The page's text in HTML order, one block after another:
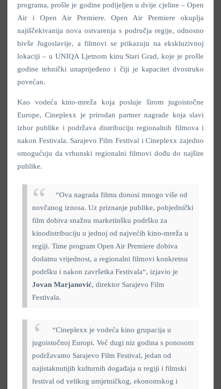
programa, prošle je godine podijeljen u dvije cjeline – Open
Air i Open Air Premiere. Open Air Premiere okuplja
najiščekivanija nova ostvarenja s područja regije, odnosno
bivše Jugoslavije, a filmovi se prikazuju na ekskluzivnoj
lokaciji – u UNIQA Ljetnom kinu Stari Grad, koje je prošle
godine tehnički unaprijeđeno i čiji je kapacitet dvostruko
povećan.
Kao vodeća kino-mreža koja posluje širom jugoistočne
Europe, Cineplexx je prirodan partner nagrade koja slavi
izbor publike i podržava distribuciju regionalnih filmova i
nakon Festivala. Sarajevo Film Festival i Cineplexx zajedno
omogućuju da vrhunski regionalni filmovi dođu do najšire
publike.
“Ova nagrada filmu donosi mnogo više od
novčanog iznosa. Uz priznanje publike, pobjednički
film dobiva snažnu marketinšku podršku za
kinodistribuciju u jednoj od najvećih kino-mreža u
regiji. Time program Open Air Premiere dobiva
dodatnu vrijednost, a regionalni filmovi konkretnu
podršku i nakon završetka Festivala“, izjavio je
Jovan Marjanović, direktor Sarajevo Film
Festivala.
“Cineplexx je vodeća kino grupacija u
jugoistočnoj Europi. Već dugi niz godina s ponosom
podržavamo Sarajevo Film Festival, jedan od
najistaknutijih kulturnih događaja u regiji i filmski
festival od velikog umjetničkog, ekonomskog i